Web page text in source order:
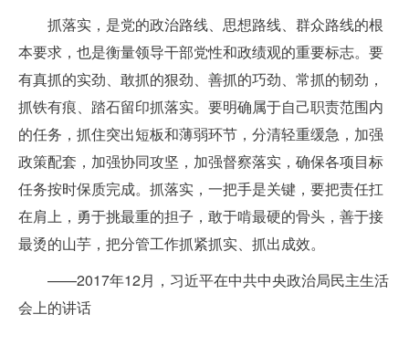
抓落实，是党的政治路线、思想路线、群众路线的根
本要求，也是衡量领导干部党性和政绩观的重要标志。要
有真抓的实劲、敢抓的狠劲、善抓的巧劲、常抓的韧劲，
抓铁有痕、踏石留印抓落实。要明确属于自己职责范围内
的任务，抓住突出短板和薄弱环节，分清轻重缓急，加强
政策配套，加强协同攻坚，加强督察落实，确保各项目标
任务按时保质完成。抓落实，一把手是关键，要把责任扛
在肩上，勇于挑最重的担子，敢于啃最硬的骨头，善于接
最烫的山芋，把分管工作抓紧抓实、抓出成效。
——2017年12月，习近平在中共中央政治局民主生活
会上的讲话